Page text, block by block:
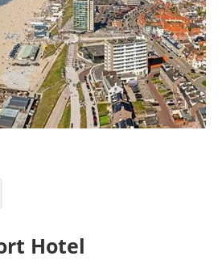
Hotel